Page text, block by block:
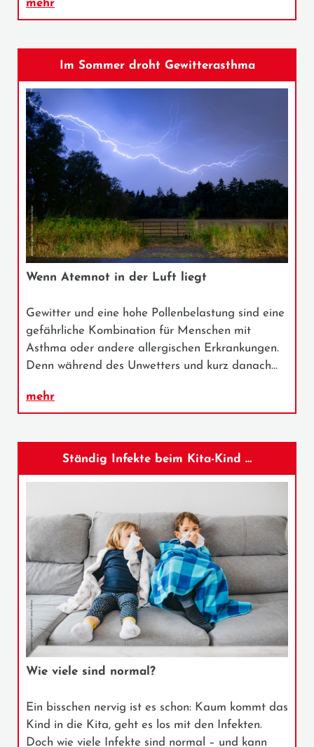
mehr
Im Sommer droht Gewitterasthma
Wenn Atemnot in der Luft liegt
Gewitter und eine hohe Pollenbelastung sind eine
gefährliche Kombination für Menschen mit
Asthma oder andere allergischen Erkrankungen.
Denn während des Unwetters und kurz danach…
mehr
Ständig Infekte beim Kita-Kind …
Wie viele sind normal?
Ein bisschen nervig ist es schon: Kaum kommt das
Kind in die Kita, geht es los mit den Infekten.
Doch wie viele Infekte sind normal – und kann